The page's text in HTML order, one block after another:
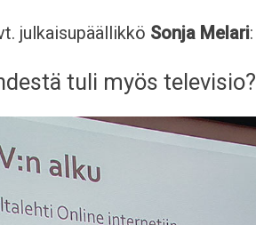
julkaisupäällikkö Sonja Melari:
tuli myös televisio?